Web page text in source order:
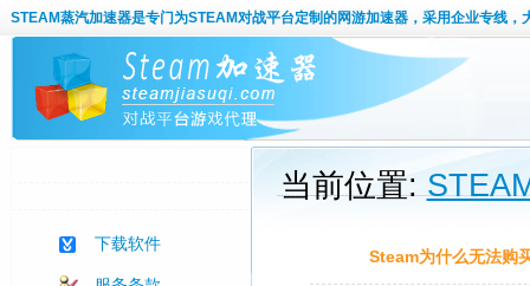
STEAM蒸汽加速器是专门为STEAM对战平台定制的网游加速器，采用企业专线，
下载软件
当前位置:
Steam为什么无法购